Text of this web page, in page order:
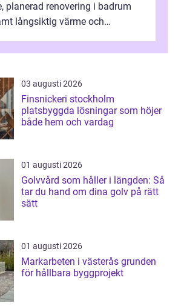
planerad renovering i badrum
långsiktig värme och
03 augusti 2026
Finsnickeri stockholm
platsbyggda lösningar som höjer
både hem och vardag
01 augusti 2026
Golvvård som håller i längden: Så
tar du hand om dina golv på rätt
sätt
01 augusti 2026
Markarbeten i västerås grunden
för hållbara byggprojekt